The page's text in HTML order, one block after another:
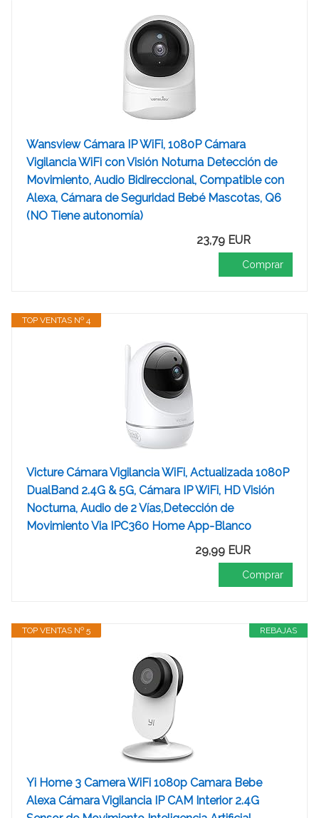
Wansview Cámara IP WiFi, 1080P Cámara
Vigilancia WiFi con Visión Noturna Detección de
Movimiento, Audio Bidireccional, Compatible con
Alexa, Cámara de Seguridad Bebé Mascotas, Q6
(NO Tiene autonomía)
23,79 EUR
Comprar
TOP VENTAS Nº 4
Victure Cámara Vigilancia WiFi, Actualizada 1080P
DualBand 2.4G & 5G, Cámara IP WiFi, HD Visión
Nocturna, Audio de 2 Vías,Detección de
Movimiento Via IPC360 Home App-Blanco
29,99 EUR
Comprar
REBAJAS
TOP VENTAS Nº 5
Yi Home 3 Camera WiFi 1080p Camara Bebe
Alexa Cámara Vigilancia IP CAM Interior 2.4G